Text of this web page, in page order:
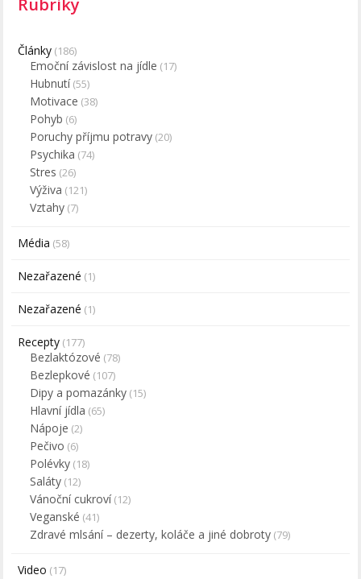
Rubriky
Články (186)
Emoční závislost na jídle (17)
Hubnutí(55)
Motivace (38)
Pohyb (6)
Poruchy příjmu potravy (20)
Psychika (74)
Stres (26)
Výživa (121)
Vztahy (7)
Média (58)
Nezařazené (1)
Nezařazené (1)
Recepty (177)
Bezlaktózové (78)
Bezlepkové (107)
Dipy a pomazánky (15)
Hlavní jídla (65)
Nápoje (2)
Pečivo (6)
Polévky (18)
Saláty (12)
Vánoční cukroví(12)
Veganské (41)
Zdravé mlsání – dezerty, koláče a jiné dobroty (79)
Video (17)